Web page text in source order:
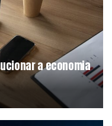
a economia